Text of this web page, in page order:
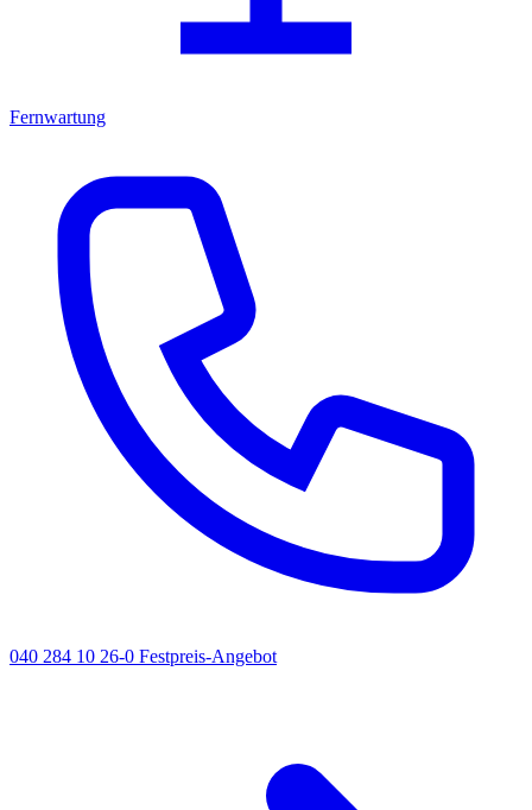
Fernwartung
040 284 10 26-0 Festpreis-Angebot